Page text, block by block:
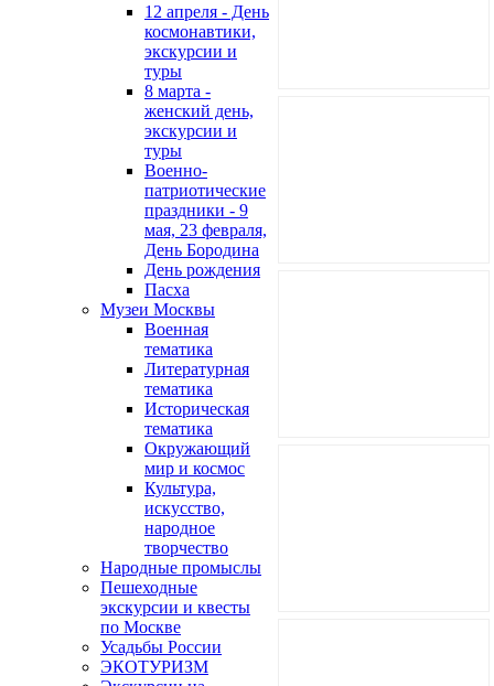
12 апреля - День
космонавтики,
экскурсии и
туры
8 марта -
женский день,
экскурсии и
туры
Военно-
патриотические
праздники - 9
мая, 23 февраля,
День Бородина
День рождения
Пасха
Музеи Москвы
Военная
тематика
Литературная
тематика
Историческая
тематика
Окружающий
мир и космос
Культура,
искусство,
народное
творчество
Народные промыслы
Пешеходные
экскурсии и квесты
по Москве
Усадьбы России
ЭКОТУРИЗМ